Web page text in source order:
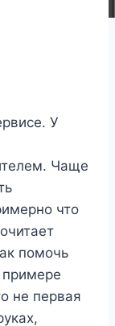
У
Чаще
что
помочь
примере
не первая